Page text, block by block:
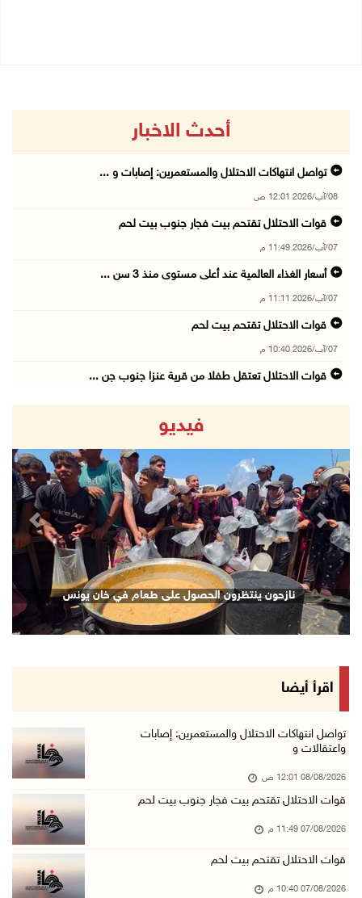
أحدث الاخبار
تواصل انتهاكات الاحتلال والمستعمرين: إصابات و ...
08/آب/2026 12:01 ص
قوات الاحتلال تقتحم بيت فجار جنوب بيت لحم
07/آب/2026 11:49 م
أسعار الغذاء العالمية عند أعلى مستوى منذ 3 سن ...
07/آب/2026 11:11 م
قوات الاحتلال تقتحم بيت لحم
07/آب/2026 10:40 م
قوات الاحتلال تعتقل طفلا من قرية عنزا جنوب جن ...
قوات الاحتلال تغلق مداخل يعبد جنوب غرب جنين
07/آب/2026 10:15 م
الاحتلال يعيق تنقل المواطنين ويقتحم بلدات شرق ...
07/آب/2026 08:52 م
إصابة مواطنين في اعتداء للمستعمرين في بيت دجن
07/آب/2026 08:48 م
نادي الأسير: تجديد أمرَ منع زيارات الأسرى إجر ...
07/آب/2026 08:24 م
مستعمرون يهاجمون قرية أبو نجيم ويصيبون مواطني ...
مستعمرون يهاجمون مساكن المواطنين في خربة الحم ...
بعد تجديد منع زيارات المعتقلين: أبو الحمص يدع ...
الرئاسة ترحب بإطلاق السعودية التحالف البحري ا ...
07/آب/2026 06:17 م
(محدث) نابلس: إصابة مواطن واعتقاله إثر هجوم ل ...
07/آب/2026 06:04 م
الرئاسة ترحب باتفاقية مكة للدفاع المشترك بين ...
فيديو
نازحون ينتظرون الحصول على طعام في خان يونس
Next
اقرأ أيضا
تواصل انتهاكات الاحتلال والمستعمرين: إصابات
واعتقالات و
08/08/2026 12:01 ص
قوات الاحتلال تقتحم بيت فجار جنوب بيت لحم
07/08/2026 11:49 م
قوات الاحتلال تقتحم بيت لحم
07/08/2026 10:40 م